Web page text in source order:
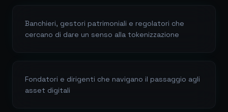
Banchieri, gestori patrimoniali e regolatori che
cercano di dare un senso alla tokenizzazione
Fondatori e dirigenti che navigano il passaggio agli
asset digitali